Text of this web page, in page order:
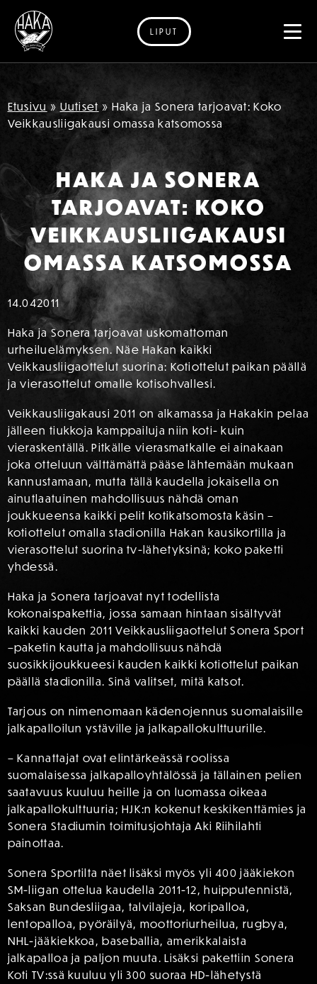
Siirry sisältöön
LIPUT
Etusivu » Uutiset » Haka ja Sonera tarjoavat: Koko
Veikkausliigakausi omassa katsomossa
HAKA JA SONERA
TARJOAVAT: KOKO
VEIKKAUSLIIGAKAUSI
OMASSA KATSOMOSSA
14.042011
Haka ja Sonera tarjoavat uskomattoman
urheiluelämyksen. Näe Hakan kaikki
Veikkausliigaottelut suorina: Kotiottelut paikan päällä
ja vierasottelut omalle kotisohvallesi.
Veikkausliigakausi 2011 on alkamassa ja Hakakin pelaa
jälleen tiukkoja kamppailuja niin koti- kuin
vieraskentällä. Pitkälle vierasmatkalle ei ainakaan
joka otteluun välttämättä pääse lähtemään mukaan
kannustamaan, mutta tällä kaudella jokaisella on
ainutlaatuinen mahdollisuus nähdä oman
joukkueensa kaikki pelit kotikatsomosta käsin –
kotiottelut omalla stadionilla Hakan kausikortilla ja
vierasottelut suorina tv-lähetyksinä; koko paketti
yhdessä.
Haka ja Sonera tarjoavat nyt todellista
kokonaispakettia, jossa samaan hintaan sisältyvät
kaikki kauden 2011 Veikkausliigaottelut Sonera Sport
–paketin kautta ja mahdollisuus nähdä
suosikkijoukkueesi kauden kaikki kotiottelut paikan
päällä stadionilla. Sinä valitset, mitä katsot.
Tarjous on nimenomaan kädenojennus suomalaisille
jalkapalloilun ystäville ja jalkapallokulttuurille.
– Kannattajat ovat elintärkeässä roolissa
suomalaisessa jalkapalloyhtälössä ja tällainen pelien
saatavuus kuuluu heille ja on luomassa oikeaa
jalkapallokulttuuria; HJK:n kokenut keskikenttämies ja
Sonera Stadiumin toimitusjohtaja Aki Riihilahti
painottaa.
Sonera Sportilta näet lisäksi myös yli 400 jääkiekon
SM-liigan ottelua kaudella 2011-12, huipputennistä,
Saksan Bundesliigaa, talvilajeja, koripalloa,
lentopalloa, pyöräilyä, moottoriurheilua, rugbya,
NHL-jääkiekkoa, baseballia, amerikkalaista
jalkapalloa ja paljon muuta. Lisäksi pakettiin Sonera
Koti TV:ssä kuuluu yli 300 suoraa HD-lähetystä